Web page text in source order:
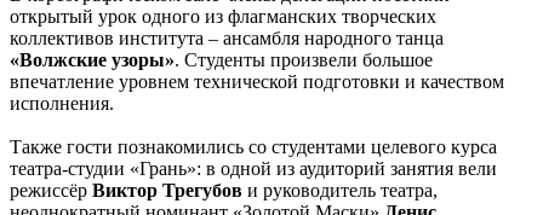
открытый урок одного из флагманских творческих
коллективов института – ансамбля народного танца
«Волжские узоры». Студенты произвели большое
впечатление уровнем технической подготовки и качеством
исполнения.
Также гости познакомились со студентами целевого курса
театра-студии «Грань»: в одной из аудиторий занятия вели
режиссёр Виктор Трегубов и руководитель театра,